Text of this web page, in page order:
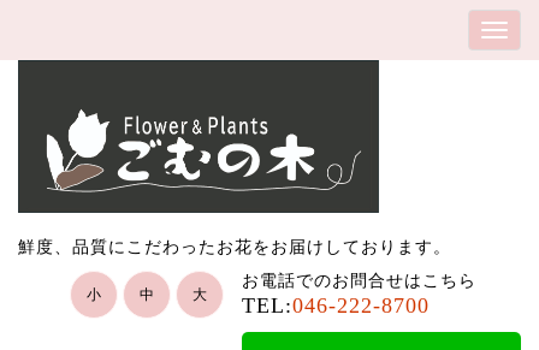
鮮度、品質にこだわったお花をお届けしております。
お電話でのお問合せはこちら
TEL:046-222-8700
小 中 大